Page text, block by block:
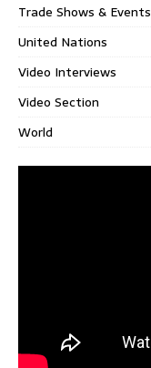
Trade Shows & Events
United Nations
Video Interviews
Video Section
World